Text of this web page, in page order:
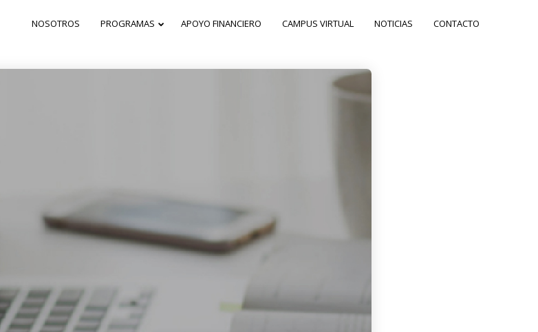
NOSOTROS PROGRAMAS APOYO FINANCIERO CAMPUS VIRTUAL NOTICIAS CONTACTO